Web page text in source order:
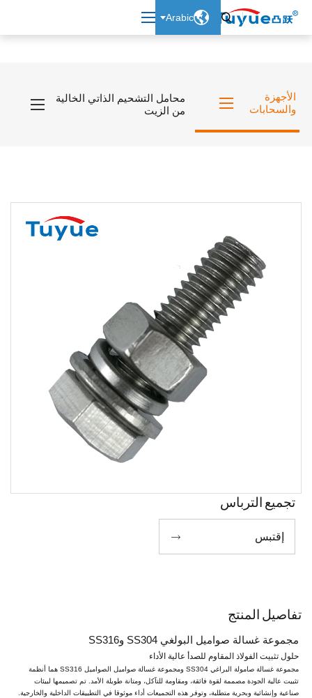


Arabic
الأجهزة
والسحابات
محامل التشحيم الذاتي الخالية
من الزيت
تجميع الترباس
إقتبس 
تفاصيل المنتج
مجموعة غسالة صواميل البولغي SS304 وSS316
حلول تثبيت الفولاذ المقاوم للصدأ عالية الأداء
مجموعة غسالة صامولة البراغي SS304 ومجموعة غسالة صواميل الصواميل SS316 هما أنظمة
تثبيت عالية الجودة مصممة لقوة فائقة، ومقاومة للتآكل، ومتانة طويلة الأمد. تم تصميمها لبيئات
صناعية وإنشائية وبحرية متطلبة، وتوفر هذه التجميعات أداء موثوقا في التطبيقات الداخلية والخارجية.